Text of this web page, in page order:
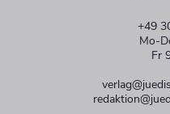
+49
Mo-
Fr